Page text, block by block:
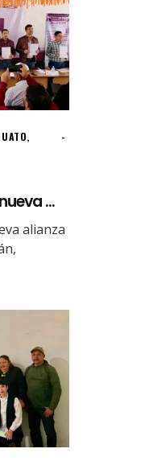
,
...
alianza